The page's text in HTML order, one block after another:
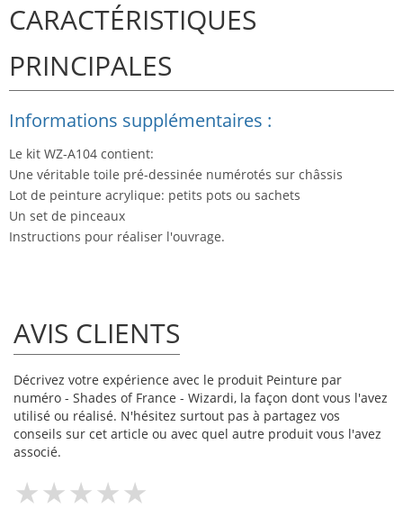
CARACTÉRISTIQUES
PRINCIPALES
Informations supplémentaires :
Le kit WZ-A104 contient:
Une véritable toile pré-dessinée numérotés sur châssis
Lot de peinture acrylique: petits pots ou sachets
Un set de pinceaux
Instructions pour réaliser l'ouvrage.
AVIS CLIENTS
Décrivez votre expérience avec le produit Peinture par
numéro - Shades of France - Wizardi, la façon dont vous l'avez
utilisé ou réalisé. N'hésitez surtout pas à partagez vos
conseils sur cet article ou avec quel autre produit vous l'avez
associé.